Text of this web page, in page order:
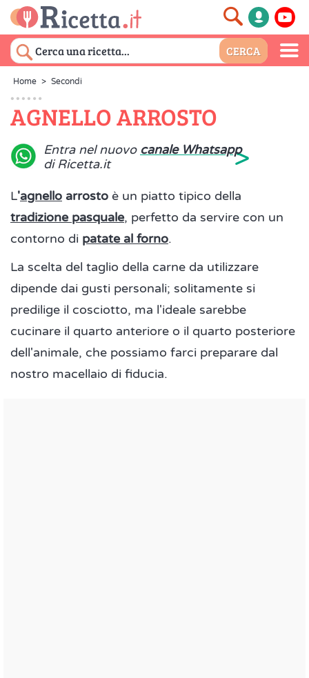
Home > Secondi
AGNELLO ARROSTO
Entra nel nuovo canale Whatsapp
di Ricetta.it
>
L'agnello arrosto è un piatto tipico della
tradizione pasquale, perfetto da servire con un
contorno di patate al forno.
La scelta del taglio della carne da utilizzare
dipende dai gusti personali; solitamente si
predilige il cosciotto, ma l'ideale sarebbe
cucinare il quarto anteriore o il quarto posteriore
dell'animale, che possiamo farci preparare dal
nostro macellaio di fiducia.